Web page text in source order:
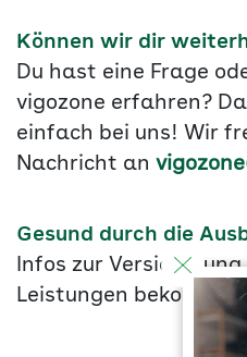
Können wir dir
Du hast eine Frage
vigozone erfahren?
einfach bei uns! Wir
Nachricht an
Gesund durch die
Infos zur
Leistungen bekommst